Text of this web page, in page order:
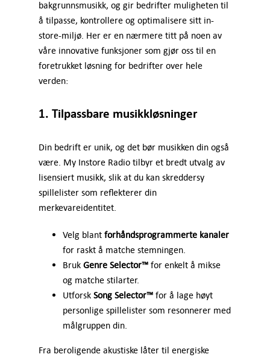
bakgrunnsmusikk, og gir bedrifter muligheten til
å tilpasse, kontrollere og optimalisere sitt in-
store-miljø. Her er en nærmere titt på noen av
våre innovative funksjoner som gjør oss til en
foretrukket løsning for bedrifter over hele
verden:
1. Tilpassbare musikkløsninger
Din bedrift er unik, og det bør musikken din også
være. My Instore Radio tilbyr et bredt utvalg av
lisensiert musikk, slik at du kan skreddersy
spillelister som reflekterer din
merkevareidentitet.
Velg blant forhåndsprogrammerte kanaler
for raskt å matche stemningen.
Bruk Genre Selector™for enkelt å mikse
og matche stilarter.
Utforsk Song Selector™for å lage høyt
personlige spillelister som resonnerer med
målgruppen din.
Fra beroligende akustiske låter til energiske